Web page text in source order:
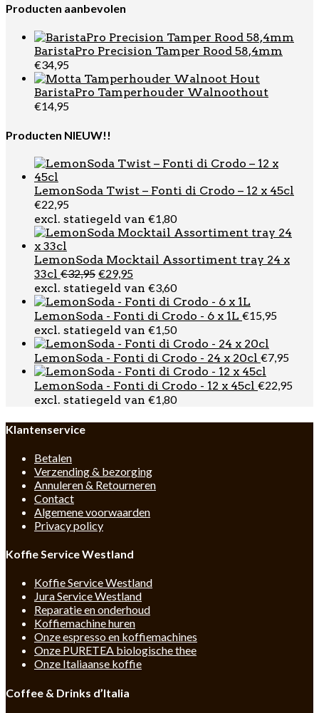
was:
is:
Producten aanbevolen
BaristaPro Precision Tamper Rood 58,4mm
€34,95
BaristaPro Tamperhouder Walnoothout
€14,95
Producten NIEUW!!
LemonSoda Twist – Fonti di Crodo – 12 x 45cl
€22,95
excl. statiegeld van €1,80
LemonSoda Mocktail Assortiment tray 24 x
33cl €32,95 Oorspronkelijke
prijs
was:
€32,95.
€29,95Huidige
prijs
is:
€29,95.
excl. statiegeld van €3,60
LemonSoda - Fonti di Crodo - 6 x 1L €15,95
excl. statiegeld van €1,50
LemonSoda - Fonti di Crodo - 24 x 20cl €7,95
LemonSoda - Fonti di Crodo - 12 x 45cl €22,95
excl. statiegeld van €1,80
Klantenservice
Betalen
Verzending & bezorging
Annuleren & Retourneren
Contact
Algemene voorwaarden
Privacy policy
Koffie Service Westland
Koffie Service Westland
Jura Service Westland
Reparatie en onderhoud
Koffiemachine huren
Onze espresso en koffiemachines
Onze PURETEA biologische thee
Onze Italiaanse koffie
Coffee & Drinks d’Italia